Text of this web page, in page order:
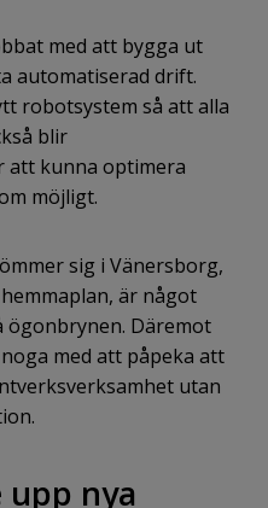
med att bygga ut
automatiserad drift.
robotsystem så att alla
blir
att kunna optimera
möjligt.
sig i Vänersborg,
är något
ögonbrynen. Däremot
med att påpeka att
utan
upp nya